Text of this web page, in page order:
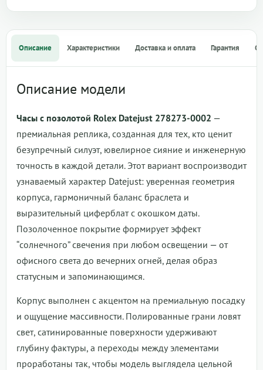
Описание Характеристики Доставка и оплата Гарантия
Описание модели
Часы с позолотой Rolex Datejust 278273-0002 —
премиальная реплика, созданная для тех, кто ценит
безупречный силуэт, ювелирное сияние и инженерную
точность в каждой детали. Этот вариант воспроизводит
узнаваемый характер Datejust: уверенная геометрия
корпуса, гармоничный баланс браслета и
выразительный циферблат с окошком даты.
Позолоченное покрытие формирует эффект
“солнечного” свечения при любом освещении — от
офисного света до вечерних огней, делая образ
статусным и запоминающимся.
Корпус выполнен с акцентом на премиальную посадку
и ощущение массивности. Полированные грани ловят
свет, сатинированные поверхности удерживают
глубину фактуры, а переходы между элементами
проработаны так, чтобы модель выглядела цельной